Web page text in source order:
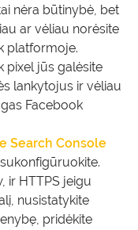
nėra būtinybė, bet
ar vėliau norėsite
platformoje.
pixel jūs galėsite
lankytojus ir vėliau
Facebook
Search Console
ir HTTPS jeigu
nusistatykite
pridėkite